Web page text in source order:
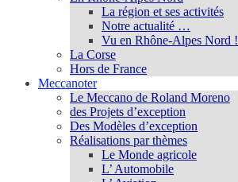
La région et ses activités
Notre actualité …
Vu en Rhône-Alpes Nord !
La Corse
Hors de France
Meccanoter
Le Meccano de Roland Moreno
des Projets d’exception
Des Modèles d’exception
Réalisations par thèmes
Le Monde agricole
L’ Automobile